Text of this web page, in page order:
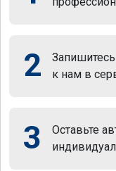
2
к нам в
3
Оставьте